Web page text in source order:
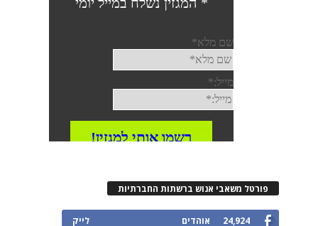
פורטל משאבי אנוש ברשתות החברתיות
24,924 אוהדים לייק